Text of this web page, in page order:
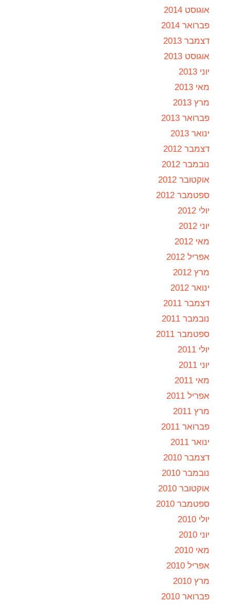
אוגוסט 2014
פברואר 2014
דצמבר 2013
אוגוסט 2013
יוני 2013
מאי 2013
מרץ 2013
פברואר 2013
ינואר 2013
דצמבר 2012
נובמבר 2012
אוקטובר 2012
ספטמבר 2012
יולי 2012
יוני 2012
מאי 2012
אפריל 2012
מרץ 2012
ינואר 2012
דצמבר 2011
נובמבר 2011
ספטמבר 2011
יולי 2011
יוני 2011
מאי 2011
אפריל 2011
מרץ 2011
פברואר 2011
ינואר 2011
דצמבר 2010
נובמבר 2010
אוקטובר 2010
ספטמבר 2010
יולי 2010
יוני 2010
מאי 2010
אפריל 2010
מרץ 2010
פברואר 2010